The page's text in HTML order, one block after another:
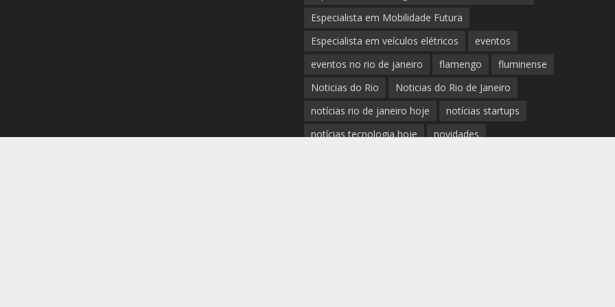
Especialista em Mobilidade Futura
Especialista em veículos elétricos
eventos
eventos no rio de janeiro
flamengo
fluminense
Noticias do Rio
Noticias do Rio de Janeiro
notícias rio de janeiro hoje
notícias startups
notícias tecnologia hoje
novidades